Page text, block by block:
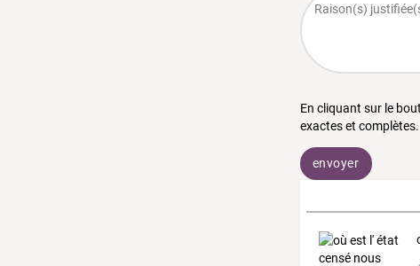
En cliquant sur le
exactes et complètes.
envoyer